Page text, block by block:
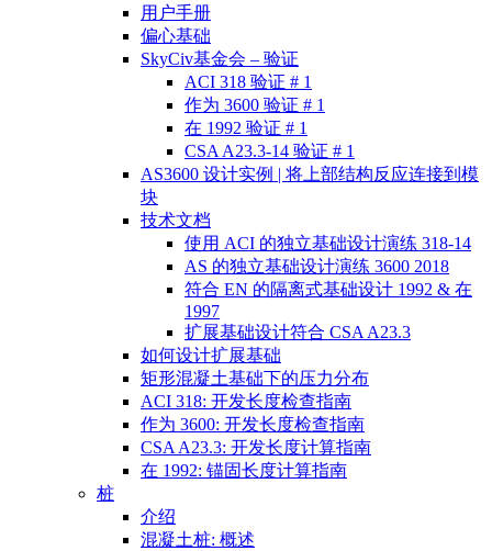
用户手册
偏心基础
SkyCiv基金会 – 验证
ACI 318 验证 # 1
作为 3600 验证 # 1
在 1992 验证 # 1
CSA A23.3-14 验证 # 1
AS3600 设计实例 | 将上部结构反应连接到模
块
技术文档
使用 ACI 的独立基础设计演练 318-14
AS 的独立基础设计演练 3600 2018
符合 EN 的隔离式基础设计 1992 & 在
1997
扩展基础设计符合 CSA A23.3
如何设计扩展基础
矩形混凝土基础下的压力分布
ACI 318: 开发长度检查指南
作为 3600: 开发长度检查指南
CSA A23.3: 开发长度计算指南
在 1992: 锚固长度计算指南
桩
介绍
混凝土桩: 概述